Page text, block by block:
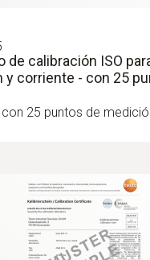
de calibración ISO
y corriente - con 25
25 puntos de